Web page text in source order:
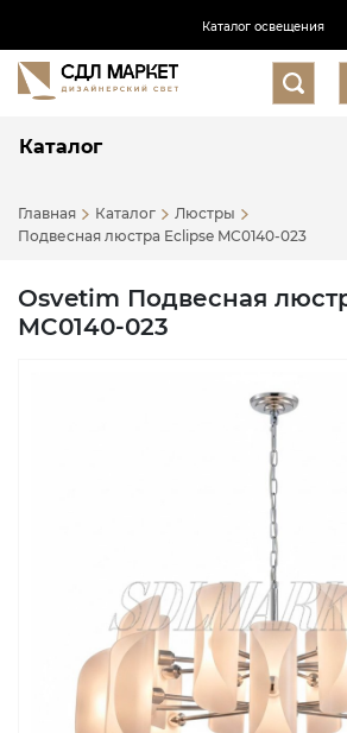
Каталог освещения
Каталог
Главная Каталог
Люстры
Подвесная люстра Eclipse MC0140-023
Osvetim Подвесная
MC0140-023